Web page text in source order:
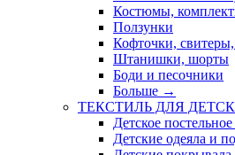
Костюмы,
Ползунки
Кофточки,
Штанишки, шорты
Боди и песочники
Больше →
ТЕКСТИЛЬ ДЛЯ
Детское постельное
Детские одеяла и